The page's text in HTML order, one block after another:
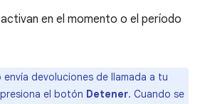
en el momento o el período
envía devoluciones de llamada a tu
el botón Detener. Cuando se